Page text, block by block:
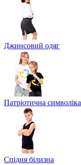
Джинсовий одяг
Патріотична символіка
Спідня білизна